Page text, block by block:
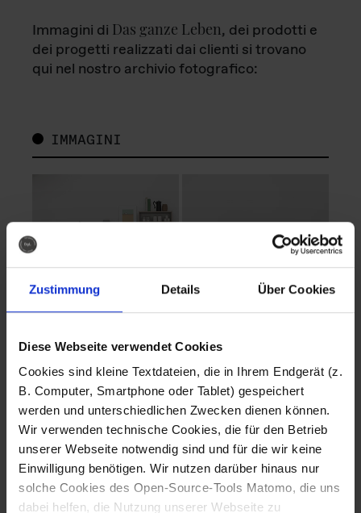
Zustimmung Details Über Cookies
Diese Webseite verwendet Cookies
Cookies sind kleine Textdateien, die in Ihrem Endgerät (z.
B. Computer, Smartphone oder Tablet) gespeichert
werden und unterschiedlichen Zwecken dienen können.
Wir verwenden technische Cookies, die für den Betrieb
unserer Webseite notwendig sind und für die wir keine
Einwilligung benötigen. Wir nutzen darüber hinaus nur
solche Cookies des Open-Source-Tools Matomo, die uns
dabei helfen, die Nutzung unserer Webseite zu
Immagini di Das ganze Leben, dei prodotti e
dei progetti realizzati dai clienti si trovano
qui nel nostro archivio fotografico:
IMMAGINI
Fotografo: Lorenz
Sternbach
Download
Fotografo: Lorenz
Sternbach
Download